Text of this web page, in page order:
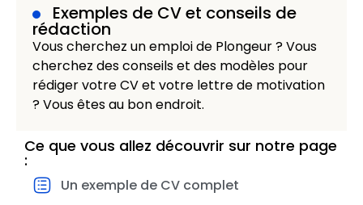
Exemples de CV et conseils de
rédaction
Vous cherchez un emploi de Plongeur ? Vous
cherchez des conseils et des modèles pour
rédiger votre CV et votre lettre de motivation
? Vous êtes au bon endroit.
Ce que vous allez découvrir sur notre page
:
Un exemple de CV complet